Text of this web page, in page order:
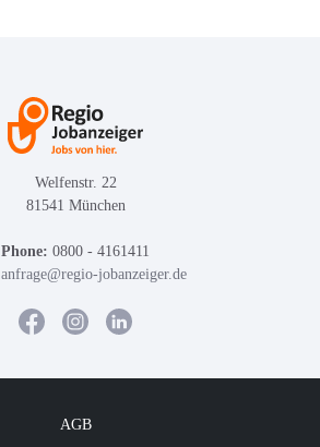
Welfenstr. 22
81541 München
Phone: 0800 - 4161411
anfrage@regio-jobanzeiger.de
AGB